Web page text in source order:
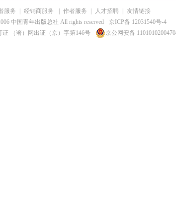
服务 经销商服务 作者服务 人才招聘
友情链接
中国青年出版总社 All rights reserved
京ICP备 12031540号-4
证 （署）网出证（京）字第146号
京公网安备